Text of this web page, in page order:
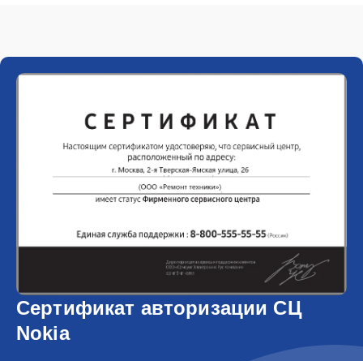
Сертификат авторизации СЦ
Nokia